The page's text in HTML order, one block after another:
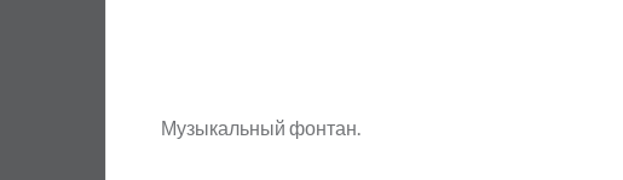
Музыкальный фонтан.